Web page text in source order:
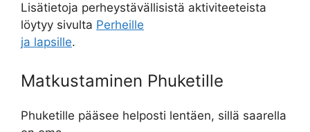
Lisätietoja perheystävällisistä aktiviteeteista
löytyy sivulta Perheille
ja lapsille.
Matkustaminen Phuketille
Phuketille pääsee helposti lentäen, sillä saarella